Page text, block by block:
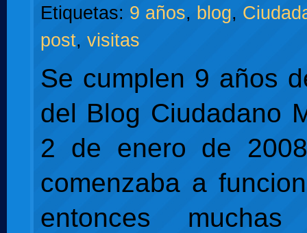
Etiquetas: 9 años, blog,
post, visitas
Se cumplen 9 años
del Blog Ciudadano
2 de enero de
comenzaba a
entonces